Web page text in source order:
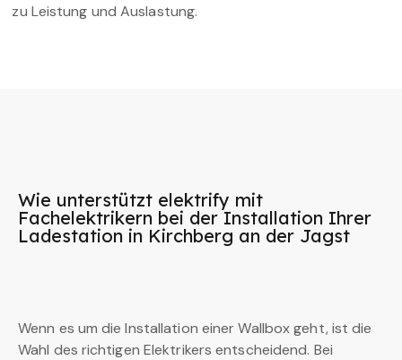
zu Leistung und Auslastung.
Wie unterstützt elektrify mit
Fachelektrikern bei der Installation Ihrer
Ladestation in Kirchberg an der Jagst
Wenn es um die Installation einer Wallbox geht, ist die
Wahl des richtigen Elektrikers entscheidend. Bei